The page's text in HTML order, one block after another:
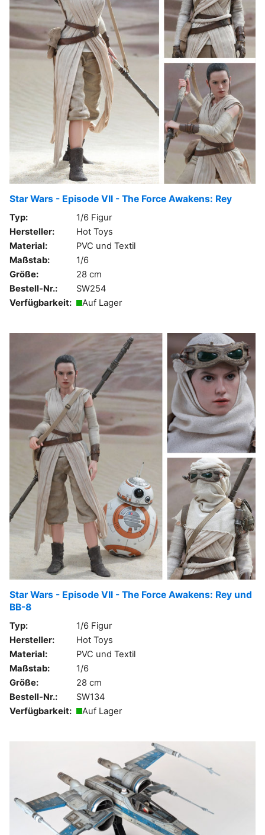
Star Wars - Episode VII - The Force Awakens: Rey
Typ:
1/6 Figur
Hersteller:
Hot Toys
Material:
PVC und Textil
Maßstab:
1/6
Größe:
28 cm
Bestell-Nr.:
SW254
Verfügbarkeit:
Auf Lager
Star Wars - Episode VII - The Force Awakens: Rey und
BB-8
Typ:
1/6 Figur
Hersteller:
Hot Toys
Material:
PVC und Textil
Maßstab:
1/6
Größe:
28 cm
Bestell-Nr.:
SW134
Verfügbarkeit:
Auf Lager